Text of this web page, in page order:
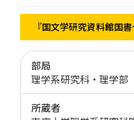
『国文学研究資料館国
部局
理学系研究科・理学部
所蔵者